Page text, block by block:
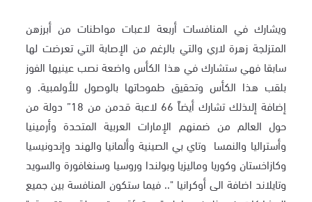
ويشارك في المنافسات أربعة لاعبات مواطنات من أبرزهن
المتزلجة زهرة لاري والتي بالرغم من الإصابة التي تعرضت لها
سابقا فهي ستشارك في هذا الكأس واضعة نصب عينيها الفوز
بلقب هذا الكأس وتحقيق طموحاتها بالوصول للأولمبية. و
إضافة إلىذلك تشارك أيضاً 66 لاعبة قدمن من 18” دولة من
حول العالم من ضمنهم الإمارات العربية المتحدة وأرمينيا
وأستراليا والنمسا وتاي بي الصينية وألمانيا والهند وإندونيسيا
وكازاخستان وكوريا وماليزيا وبولندا وروسيا وسنغافورة والسويد
وتايلاند اضافة الى أوكرانيا ".. فيما ستكون المنافسة بين جميع